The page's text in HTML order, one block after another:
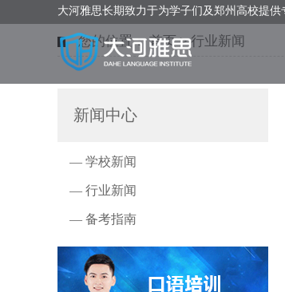
大河雅思长期致力于为学子们及郑州高校提
您的位置：首页>行业新闻
新闻中心
— 学校新闻
— 行业新闻
— 备考指南